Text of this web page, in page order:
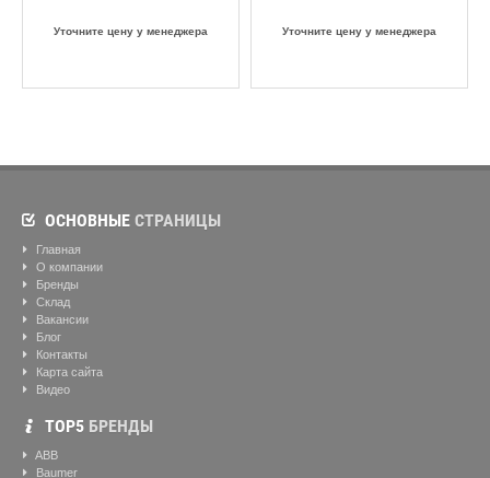
Уточните цену у менеджера Уточните цену у менеджера
ОСНОВНЫЕ СТРАНИЦЫ
Главная
О компании
Бренды
Склад
Вакансии
Блог
Контакты
Карта сайта
Видео
ТОР5 БРЕНДЫ
ABB
Baumer